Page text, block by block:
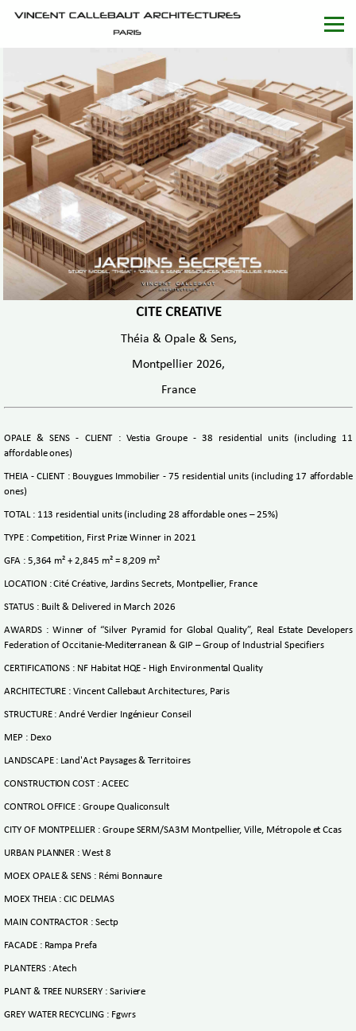
CITE CREATIVE
Théia & Opale & Sens,
Montpellier 2026,
France
OPALE & SENS - CLIENT : Vestia Groupe - 38 residential units (including 11
affordable ones)
THEIA - CLIENT : Bouygues Immobilier - 75 residential units (including 17 affordable
ones)
TOTAL : 113 residential units (including 28 affordable ones – 25%)
TYPE : Competition, First Prize Winner in 2021
GFA : 5,364 m² + 2,845 m² = 8,209 m²
LOCATION : Cité Créative, Jardins Secrets, Montpellier, France
STATUS : Built & Delivered in March 2026
AWARDS : Winner of “Silver Pyramid for Global Quality”, Real Estate Developers
Federation of Occitanie‑Mediterranean & GIP – Group of Industrial Specifiers
CERTIFICATIONS : NF Habitat HQE - High Environmental Quality
ARCHITECTURE : Vincent Callebaut Architectures, Paris
STRUCTURE : André Verdier Ingénieur Conseil
MEP : Dexo
LANDSCAPE : Land'Act Paysages & Territoires
CONSTRUCTION COST : ACEEC
CONTROL OFFICE : Groupe Qualiconsult
CITY OF MONTPELLIER : Groupe SERM/SA3M Montpellier, Ville, Métropole et Ccas
URBAN PLANNER : West 8
MOEX OPALE & SENS : Rémi Bonnaure
MOEX THEIA : CIC DELMAS
MAIN CONTRACTOR : Sectp
FACADE : Rampa Prefa
PLANTERS : Atech
PLANT & TREE NURSERY : Sariviere
GREY WATER RECYCLING : Fgwrs